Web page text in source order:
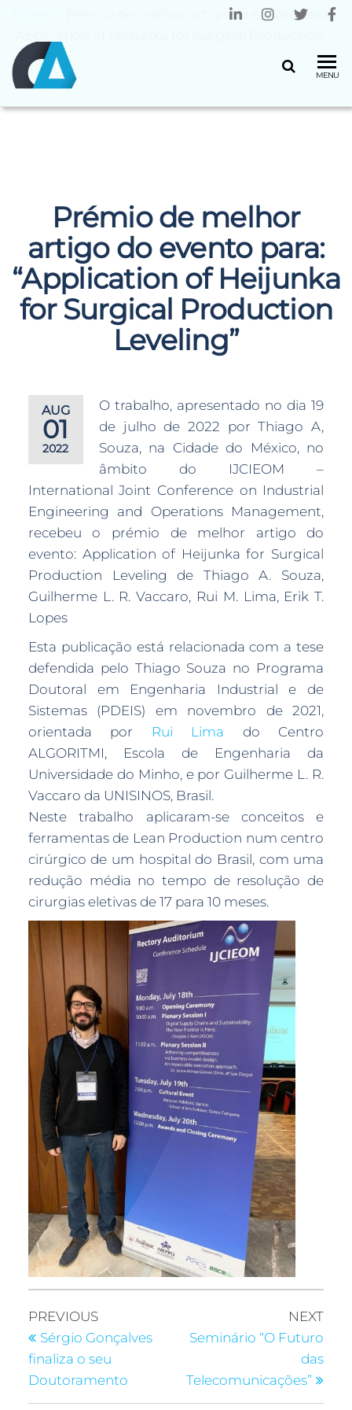
MENU
Prémio de melhor artigo do evento para:
Leveling”
Prémio de melhor
artigo do evento para:
“Application of Heijunka
for Surgical Production
Leveling”
AUG
01
2022
O trabalho, apresentado no dia 19
de julho de 2022 por Thiago A,
Souza, na Cidade do México, no
âmbito do IJCIEOM –
International Joint Conference on Industrial
Engineering and Operations Management,
recebeu o prémio de melhor artigo do
evento: Application of Heijunka for Surgical
Production Leveling de Thiago A. Souza,
Guilherme L. R. Vaccaro, Rui M. Lima, Erik T.
Lopes
Esta publicação está relacionada com a tese
defendida pelo Thiago Souza no Programa
Doutoral em Engenharia Industrial e de
Sistemas (PDEIS) em novembro de 2021,
orientada por
Rui Lima do Centro
ALGORITMI, Escola de Engenharia da
Universidade do Minho, e por Guilherme L. R.
Vaccaro da UNISINOS, Brasil.
Neste trabalho aplicaram-se conceitos e
ferramentas de Lean Production num centro
cirúrgico de um hospital do Brasil, com uma
redução média no tempo de resolução de
cirurgias eletivas de 17 para 10 meses.
PREVIOUS
Sérgio Gonçalves
finaliza o seu
Doutoramento
NEXT
Seminário “O Futuro
das
Telecomunicações”